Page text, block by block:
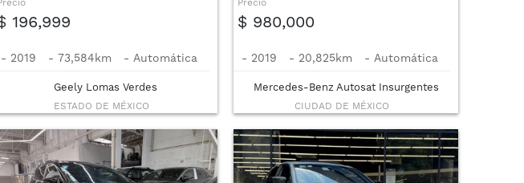
196,999
- 2019 - 73,584km - Automática
Geely Lomas Verdes
ESTADO DE MÉXICO
Precio
$ 980,000
- 2019 - 20,825km - Automática
Mercedes-Benz Autosat Insurgentes
CIUDAD DE MÉXICO